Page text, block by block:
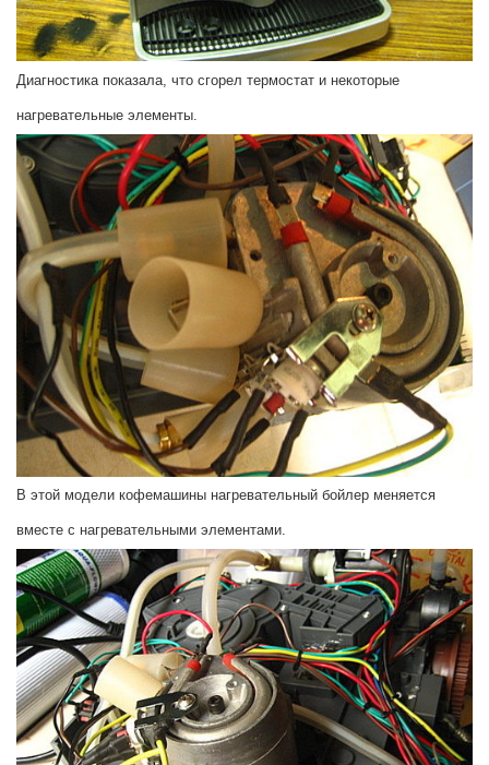
Диагностика показала, что сгорел термостат и некоторые
нагревательные элементы.
В этой модели кофемашины нагревательный бойлер меняется
вместе с нагревательными элементами.